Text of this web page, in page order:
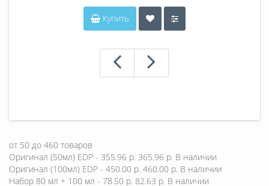
Купить
от 50 до 460 товаров
Оригинал (50мл) EDP - 355.96 р. 365.96 р. В наличии
Оригинал (100мл) EDP - 450.00 р. 460.00 р. В наличии
Набор 80 мл + 100 мл - 78.50 р. 82.63 р. В наличии